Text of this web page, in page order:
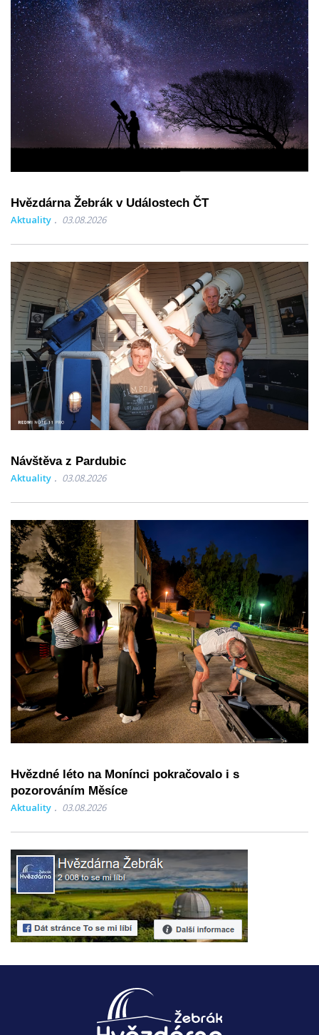
Hvězdárna Žebrák v Událostech ČT
Aktuality 03.08.2026
Návštěva z Pardubic
Aktuality 03.08.2026
Hvězdné léto na Monínci pokračovalo i s
pozorováním Měsíce
Aktuality 03.08.2026